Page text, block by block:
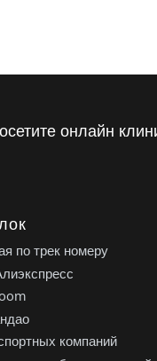
онлайн
по трек номеру
компаний